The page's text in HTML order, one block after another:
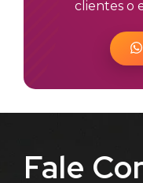
clientes o
Fale